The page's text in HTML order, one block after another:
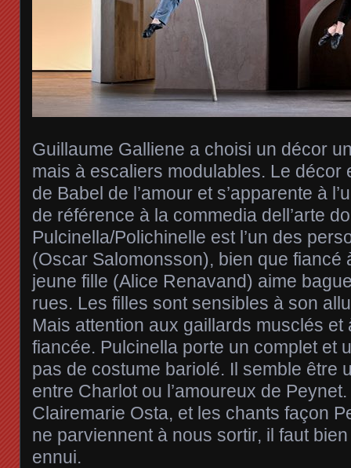
Guillaume Galliene a choisi un décor
mais à escaliers modulables. Le décor
de Babel de l’amour et s’apparente à
de référence à la commedia dell’arte
Pulcinella/Polichinelle est l’un des
(Oscar Salomonsson), bien que fiancé
jeune fille (Alice Renavand) aime
rues. Les filles sont sensibles à son
Mais attention aux gaillards musclés et
fiancée. Pulcinella porte un complet et
pas de costume bariolé. Il semble être
entre Charlot ou l’amoureux de
Clairemarie Osta, et les chants façon
ne parviennent à nous sortir, il faut bien
ennui.